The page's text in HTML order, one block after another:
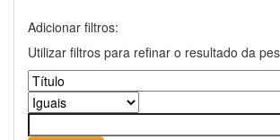
Adicionar filtros:
Utilizar filtros para refinar o resultado da